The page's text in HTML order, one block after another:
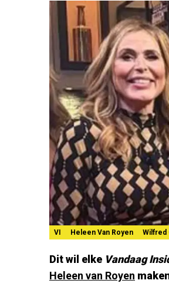
VI Heleen Van Royen Wilfred
Dit wil elke Vandaag
Heleen van Royen